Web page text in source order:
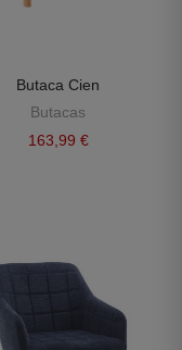
Butaca Cien
Butacas
163,99 €